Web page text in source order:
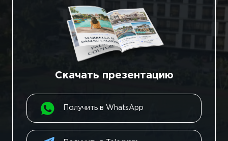
Скачать презентацию
Получить в WhatsApp